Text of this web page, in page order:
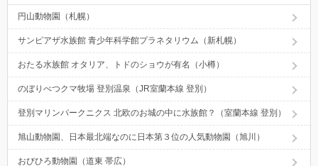
円山動物園（札幌）
サンピアザ水族館 青少年科学館プラネタリウム（新札幌）
おたる水族館 オタリア、トドのショウが有名（小樽）
のぼりべつクマ牧場 登別温泉（JR室蘭本線 登別）
登別マリンパークニクス 北欧のお城の中に水族館？（室蘭本線 登別）
旭山動物園、日本最北端なのに日本第３位の人気動物園（旭川）
おびひろ動物園（道東 帯広）